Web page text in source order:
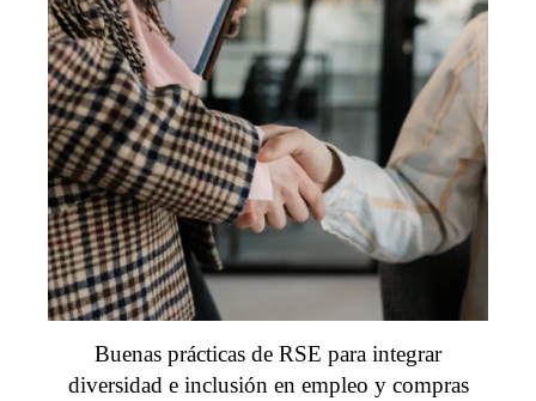
Buenas prácticas de RSE para integrar
diversidad e inclusión en empleo y compras